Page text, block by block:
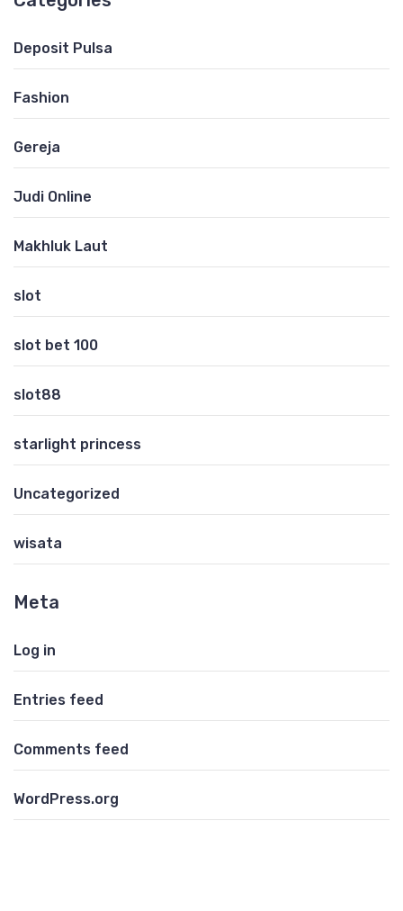
Deposit Pulsa
Fashion
Gereja
Judi Online
Makhluk Laut
slot
slot bet 100
slot88
starlight princess
Uncategorized
wisata
Meta
Log in
Entries feed
Comments feed
WordPress.org